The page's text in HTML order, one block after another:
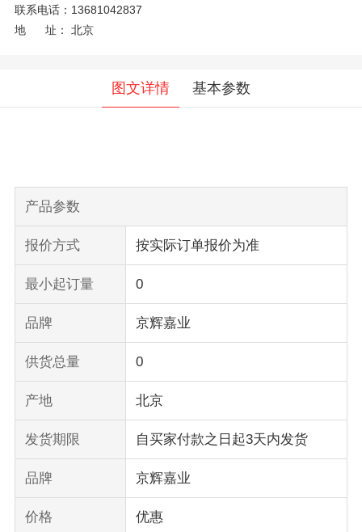
联系电话： 13681042837
地 址：
北京
图文详情 基本参数
产品参数
报价方式 按实际订单报价为准
最小起订量 0
品牌 京辉嘉业
供货总量 0
产地 北京
发货期限 自买家付款之日起3天内发货
品牌 京辉嘉业
价格 优惠